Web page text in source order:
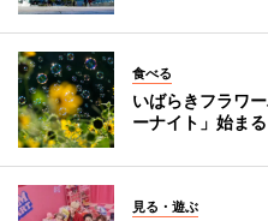
食べる
いばらきフラワ
ーナイト」始まる
見る・遊ぶ